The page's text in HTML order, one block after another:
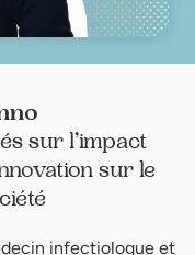
infectiologue et
sur l’impact
sur le